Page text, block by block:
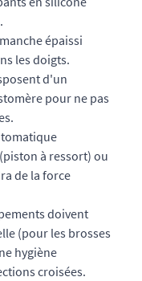
épaissi
les doigts.
d'un
pour ne pas
à ressort) ou
de la force
doivent
(pour les brosses
hygiène
croisées.